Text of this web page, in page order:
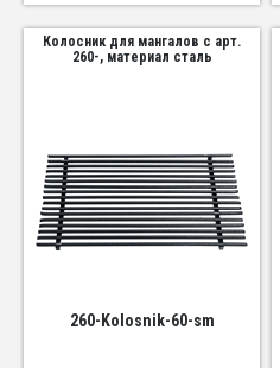
Колосник для мангалов с арт.
260-, материал сталь
260-Kolosnik-60-sm